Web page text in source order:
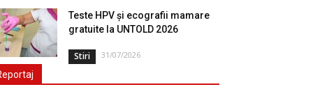
Teste HPV și ecografii mamare
gratuite la UNTOLD 2026
Stiri 31/07/2026